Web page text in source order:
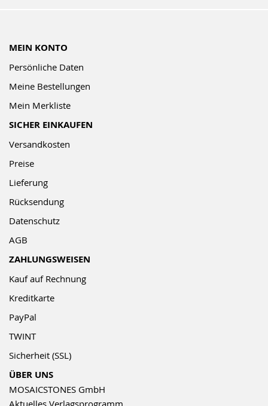
MEIN KONTO
Persönliche Daten
Meine Bestellungen
Mein Merkliste
SICHER EINKAUFEN
Versandkosten
Preise
Lieferung
Rücksendung
Datenschutz
AGB
ZAHLUNGSWEISEN
Kauf auf Rechnung
Kreditkarte
PayPal
TWINT
Sicherheit (SSL)
ÜBER UNS
MOSAICSTONES GmbH
Aktuelles Verlagsprogramm